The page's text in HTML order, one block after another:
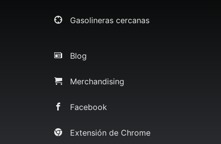
Gasolineras cercanas
Blog
Merchandising
Facebook
Extensión de Chrome